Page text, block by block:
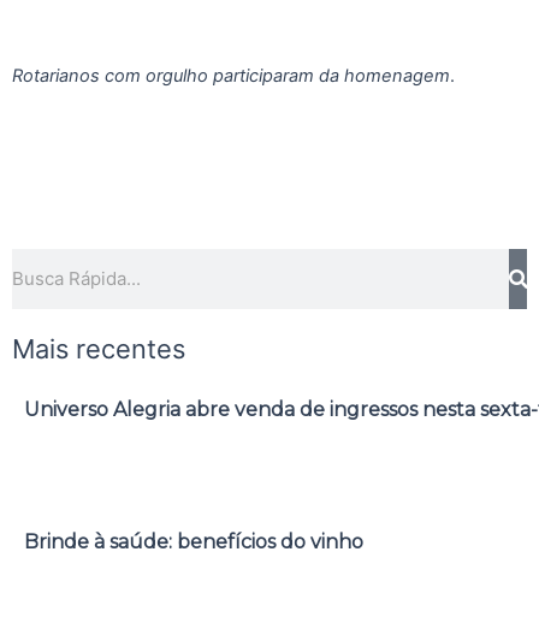
Rotarianos com orgulho participaram da homenagem.
Mais recentes
Universo Alegria abre venda de ingressos nesta
Brinde à saúde: benefícios do vinho